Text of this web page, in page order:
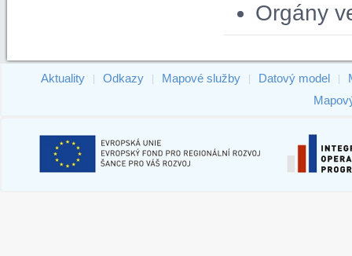
Orgány
Aktuality Odkazy Mapové služby Datový model